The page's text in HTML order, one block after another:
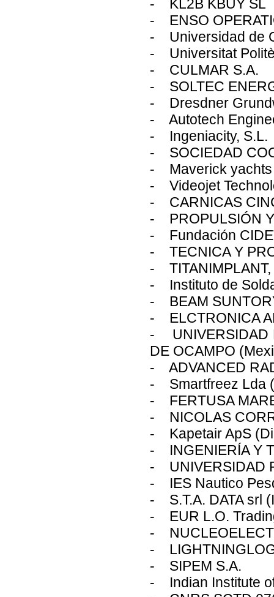
- KL2B KBUY SL
- ENSO
- Universidad de
- Universitat
- CULMAR S.A.
- SOLTEC
- Dresdner
- Autotech
- Ingeniacity, S.L.
- SOCIEDAD
- Maverick yachts
- Videojet
- CARNICAS
- PROPULSIÓN
- Fundación
- TECNICA Y
- TITANIMPLANT,
- Instituto de
- BEAM
- ELCTRONICA
- UNIVERSIDAD
DE OCAMPO
- ADVANCED
- Smartfreez Lda
- FERTUSA
- NICOLAS
- Kapetair ApS
- INGENIERÍA Y
- UNIVERSIDAD
- IES Nautico
- S.T.A. DATA srl
- EUR L.O.
-
-
- SIPEM S.A.
- Indian Institute